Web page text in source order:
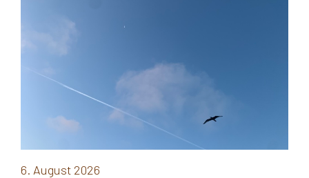
6. August 2026